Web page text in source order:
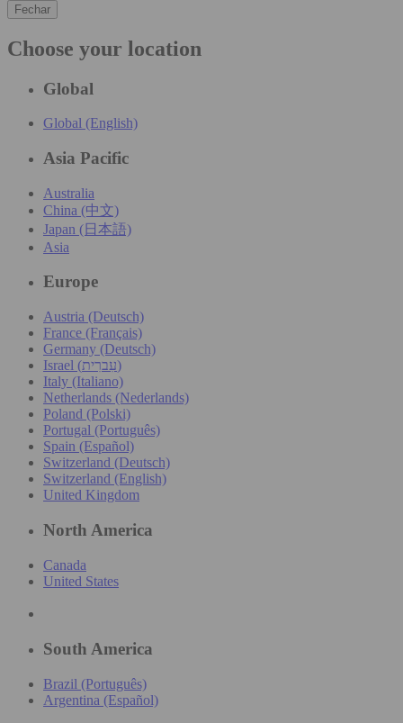
Fechar
Choose your location
Global
Global (English)
Asia Pacific
Australia
China (中文)
Japan (日本語)
Asia
Europe
Austria (Deutsch)
France (Français)
Germany (Deutsch)
Israel (עִברִית)
Italy (Italiano)
Netherlands (Nederlands)
Poland (Polski)
Portugal (Português)
Spain (Español)
Switzerland (Deutsch)
Switzerland (English)
United Kingdom
North America
Canada
United States
South America
Brazil (Português)
Argentina (Español)